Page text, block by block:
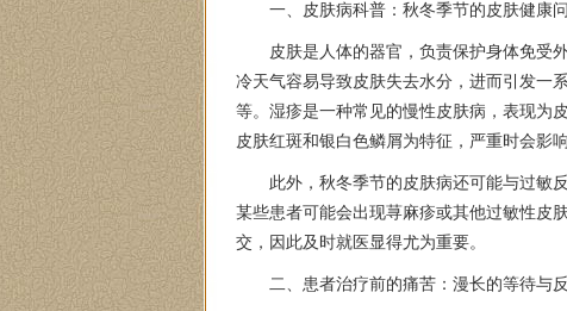
一、皮肤病科普：秋冬季节的皮肤健康
皮肤是人体的器官，负责保护身体免受
冷天气容易导致皮肤失去水分，进而引发一
等。湿疹是一种常见的慢性皮肤病，表现为
皮肤红斑和银白色鳞屑为特征，严重时会影
此外，秋冬季节的皮肤病还可能与过敏
某些患者可能会出现荨麻疹或其他过敏性皮
交，因此及时就医显得尤为重要。
二、患者治疗前的痛苦：漫长的等待与